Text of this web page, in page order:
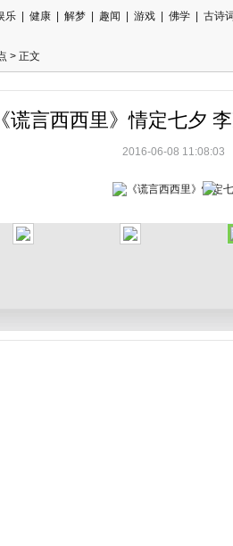
乐 健康 解梦 趣闻 游戏 佛学 古诗词
> 正文
《谎言西西里》情定七夕
2016-06-08 11:08:03